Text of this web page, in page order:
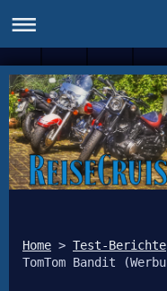
Home > Test-Berichte